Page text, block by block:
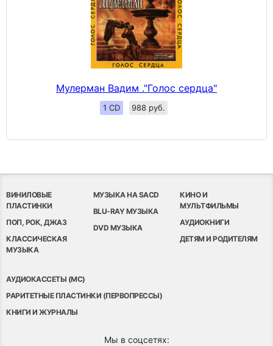
Мулерман Вадим ."Голос сердца"
1 CD 988 руб.
ВИНИЛОВЫЕ
ПЛАСТИНКИ
ПОП, РОК, ДЖАЗ
КЛАССИЧЕСКАЯ
МУЗЫКА
МУЗЫКА НА SACD
BLU-RAY МУЗЫКА
DVD МУЗЫКА
КИНО И
МУЛЬТФИЛЬМЫ
АУДИОКНИГИ
ДЕТЯМ И РОДИТЕЛЯМ
АУДИОКАССЕТЫ (MC)
РАРИТЕТНЫЕ ПЛАСТИНКИ (ПЕРВОПРЕССЫ)
КНИГИ И ЖУРНАЛЫ
Мы в соцсетях: